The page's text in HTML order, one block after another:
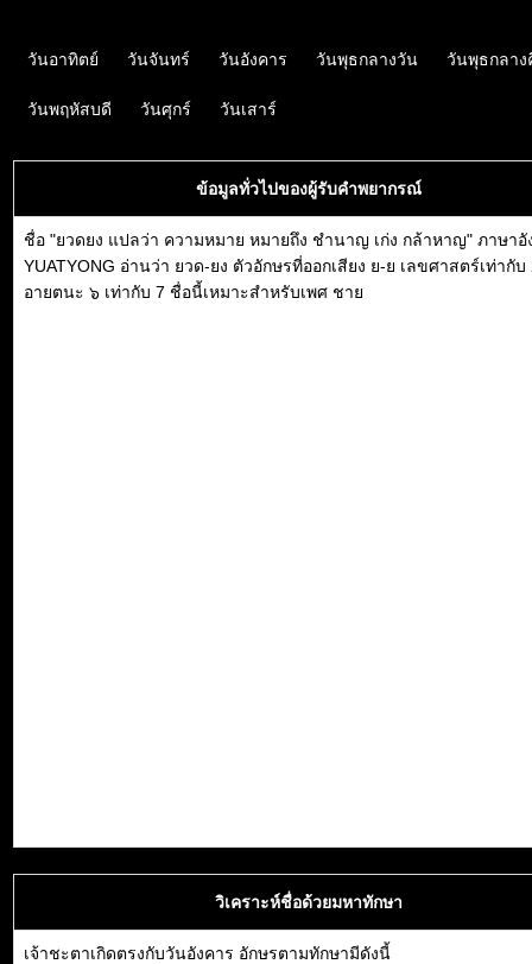
วันอาทิตย์ วันจันทร์ วันอังคาร วันพุธกลางวัน วันพุธกลา
วันพฤหัสบดี วันศุกร์ วันเสาร์
ข้อมูลทั่วไปของผู้รับคำพยากรณ์
ชื่อ "ยวดยง แปลว่า ความหมาย หมายถึง ชำนาญ เก่ง กล้าหาญ" ภาษาอั
YUATYONG อ่านว่า ยวด-ยง ตัวอักษรที่ออกเสียง ย-ย เลขศาสตร์เท่ากับ
อายตนะ ๖ เท่ากับ 7 ชื่อนี้เหมาะสำหรับเพศ ชาย
วิเคราะห์ชื่อด้วยมหาทักษา
เจ้าชะตาเกิดตรงกับวันอังคาร อักษรตามทักษามีดังนี้